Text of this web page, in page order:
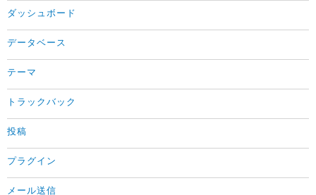
ダッシュボード
データベース
テーマ
トラックバック
投稿
プラグイン
メール送信